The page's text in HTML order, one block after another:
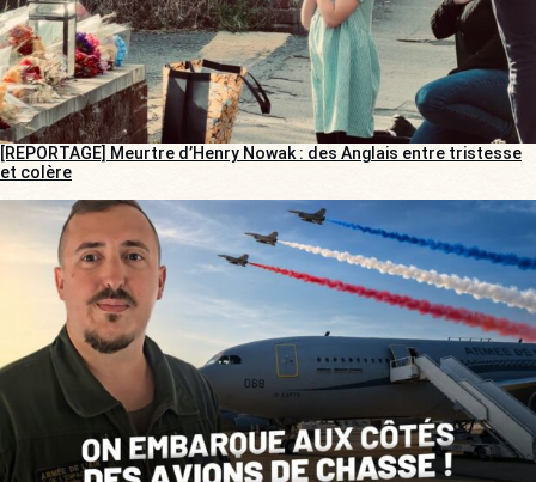
[REPORTAGE] Meurtre d’Henry Nowak : des Anglais entre tristesse
et colère